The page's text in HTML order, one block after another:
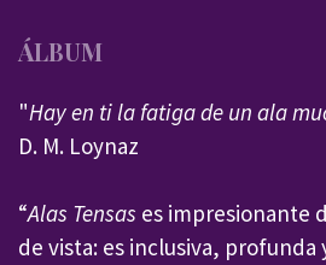
ÁLBUM
"Hay en ti la fatiga de un ala
D. M. Loynaz
“Alas Tensas es impresionante
de vista: es inclusiva, profunda